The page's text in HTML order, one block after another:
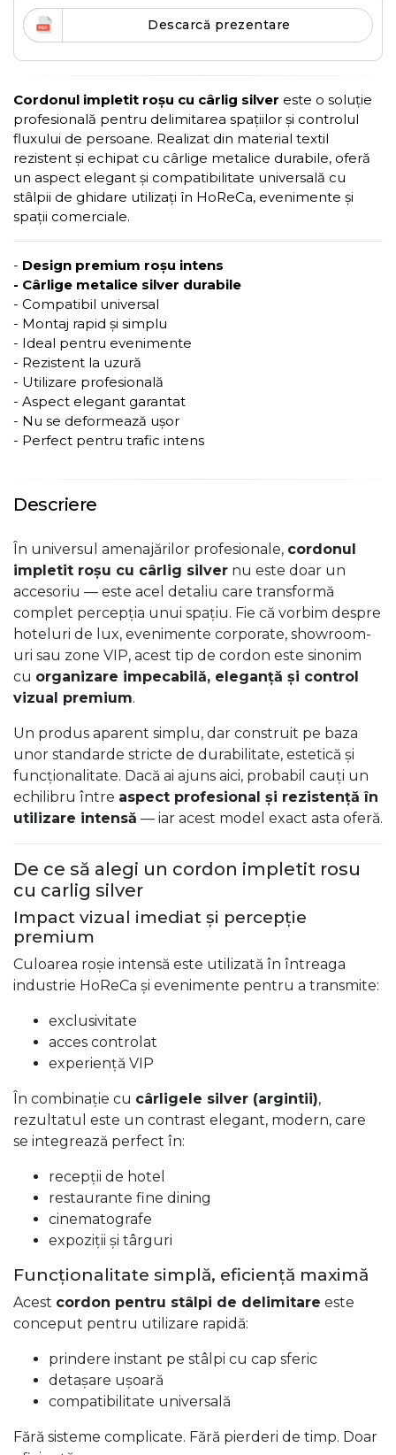
Descarcă prezentare
Cordonul impletit roșu cu cârlig silver este o soluție
profesională pentru delimitarea spațiilor și controlul
fluxului de persoane. Realizat din material textil
rezistent și echipat cu cârlige metalice durabile, oferă
un aspect elegant și compatibilitate universală cu
stâlpii de ghidare utilizați în HoReCa, evenimente și
spații comerciale.
- Design premium roșu intens
- Cârlige metalice silver durabile
- Compatibil universal
- Montaj rapid și simplu
- Ideal pentru evenimente
- Rezistent la uzură
- Utilizare profesională
- Aspect elegant garantat
- Nu se deformează ușor
- Perfect pentru trafic intens
Descriere
În universul amenajărilor profesionale, cordonul
impletit roșu cu cârlig silver nu este doar un
accesoriu — este acel detaliu care transformă
complet percepția unui spațiu. Fie că vorbim despre
hoteluri de lux, evenimente corporate, showroom-
uri sau zone VIP, acest tip de cordon este sinonim
cu organizare impecabilă, eleganță și control
vizual premium.
Un produs aparent simplu, dar construit pe baza
unor standarde stricte de durabilitate, estetică și
funcționalitate. Dacă ai ajuns aici, probabil cauți un
echilibru între aspect profesional și rezistență în
utilizare intensă — iar acest model exact asta oferă.
De ce să alegi un cordon impletit rosu
cu carlig silver
Impact vizual imediat și percepție
premium
Culoarea roșie intensă este utilizată în întreaga
industrie HoReCa și evenimente pentru a transmite:
exclusivitate
acces controlat
experiență VIP
În combinație cu cârligele silver (argintii),
rezultatul este un contrast elegant, modern, care
se integrează perfect în:
recepții de hotel
restaurante fine dining
cinematografe
expoziții și târguri
Funcționalitate simplă, eficiență maximă
Acest cordon pentru stâlpi de delimitare este
conceput pentru utilizare rapidă:
prindere instant pe stâlpi cu cap sferic
detașare ușoară
compatibilitate universală
Fără sisteme complicate. Fără pierderi de timp. Doar